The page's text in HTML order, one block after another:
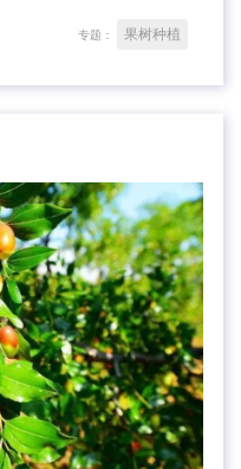
专题： 果树种植